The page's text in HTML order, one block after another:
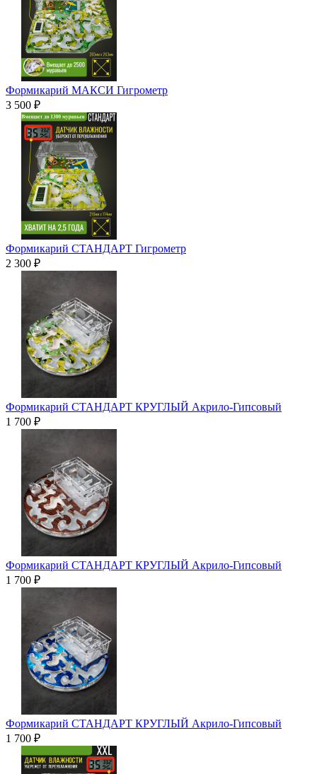
Формикарий МАКСИ Гигрометр
3 500 ₽
Формикарий СТАНДАРТ Гигрометр
2 300 ₽
Формикарий СТАНДАРТ КРУГЛЫЙ Акрило-Гипсовый
1 700 ₽
Формикарий СТАНДАРТ КРУГЛЫЙ Акрило-Гипсовый
1 700 ₽
Формикарий СТАНДАРТ КРУГЛЫЙ Акрило-Гипсовый
1 700 ₽